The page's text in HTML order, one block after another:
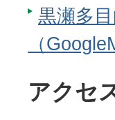
黒瀬多
（
アクセ